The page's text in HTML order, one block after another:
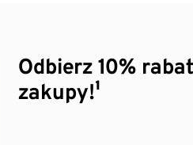
Odbierz 10%
zakupy!¹